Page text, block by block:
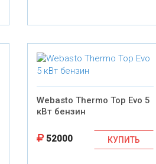
Webasto Thermo Top Evo 5
кВт бензин
52000 КУПИТЬ